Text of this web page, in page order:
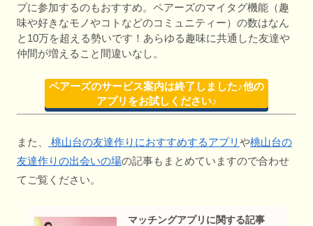
プに参加するのもおすすめ。ペアーズのマイタグ機能（趣
味や好きなモノやコトなどのコミュニティー）の数はなん
と10万を超える勢いです！あらゆる趣味に共通した友達や
仲間が増えること間違いなし。
ペアーズのサービス案内は終了しました♪他の
アプリをお試しください♪
また、 桃山台の友達作りにおすすめするアプリ や桃山台の
友達作りの出会いの場の記事もまとめていますので合わせ
てご覧ください。
マッチングアプリに関する記事